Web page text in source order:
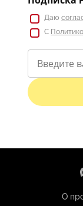
Даю
С
О